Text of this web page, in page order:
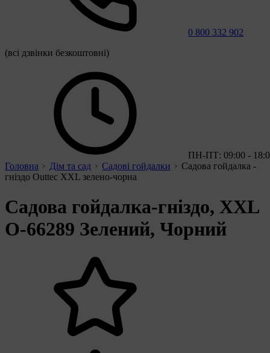
0 800 332 902
(всі дзвінки безкоштовні)
ПН-ПТ: 09:00 -
Головна
Дім та сад Садові гойдалки
Садова гойдалка -
гніздо Outtec XXL зелено-чорна
Садова гойдалка-гніздо, XXL
O-66289 Зелений, Чорний